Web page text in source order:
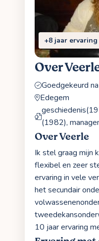
+8 jaar ervaring
Over
Goedgekeurd
Edegem
(1982),
Over Veerle
Ik stel graag mijn
flexibel en zeer
ervaring in vele
het secundair
10 jaar ervaring